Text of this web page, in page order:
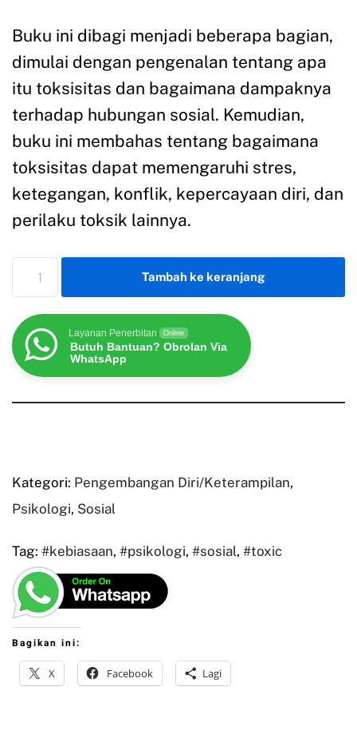
Buku ini dibagi menjadi beberapa bagian,
dimulai dengan pengenalan tentang apa
itu toksisitas dan bagaimana dampaknya
terhadap hubungan sosial. Kemudian,
buku ini membahas tentang bagaimana
toksisitas dapat memengaruhi stres,
ketegangan, konflik, kepercayaan diri, dan
perilaku toksik lainnya.
Tambah ke keranjang
Layanan Penerbitan Online
Butuh Bantuan? Obrolan Via
WhatsApp
Kategori: Pengembangan Diri/Keterampilan,
Psikologi, Sosial
Tag: #kebiasaan, #psikologi, #sosial, #toxic
Bagikan ini:
X Facebook Lagi